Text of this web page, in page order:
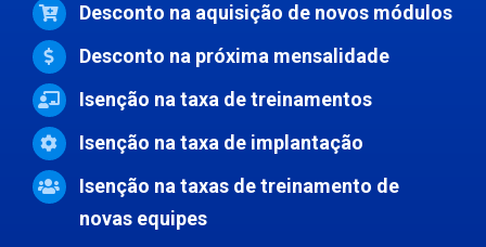
Desconto na aquisição de novos módulos
Desconto na próxima mensalidade
Isenção na taxa de treinamentos
Isenção na taxa de implantação
Isenção na taxas de treinamento de
novas equipes